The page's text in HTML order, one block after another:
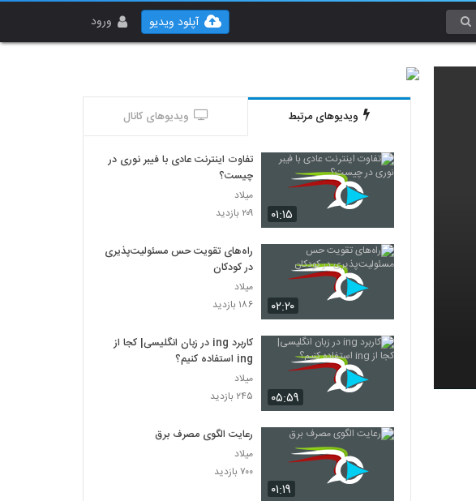
ورود آپلود ویدیو
ویدیوهای مرتبط ویدیوهای کانال
۰۱:۱۵
تفاوت اینترنت عادی با فیبر نوری در
چیست؟
میلاد
۲۰۹ بازدید
۰۲:۲۰
راه‌های تقویت حس مسئولیت‌پذیری
در کودکان
میلاد
۱۸۶ بازدید
۰۵:۵۹
کاربرد ing در زبان انگلیسی| کجا از
ing استفاده کنیم؟
میلاد
۲۴۵ بازدید
۰۱:۱۹
رعایت الگوی مصرف برق
میلاد
۷۰۰ بازدید